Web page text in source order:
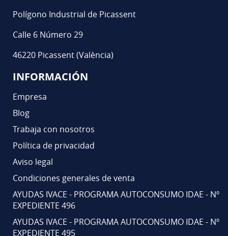
Polígono Industrial de Picassent
Calle 6 Número 29
46220 Picassent (València)
INFORMACIÓN
Empresa
Blog
Trabaja con nosotros
Política de privacidad
Aviso legal
Condiciones generales de venta
AYUDAS IVACE - PROGRAMA AUTOCONSUMO IDAE - Nº
EXPEDIENTE 496
AYUDAS IVACE - PROGRAMA AUTOCONSUMO IDAE - Nº
EXPEDIENTE 495